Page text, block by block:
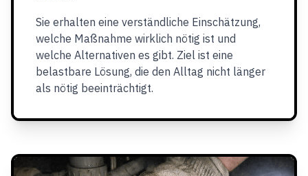
Sie erhalten eine verständliche Einschätzung,
welche Maßnahme wirklich nötig ist und
welche Alternativen es gibt. Ziel ist eine
belastbare Lösung, die den Alltag nicht länger
als nötig beeinträchtigt.